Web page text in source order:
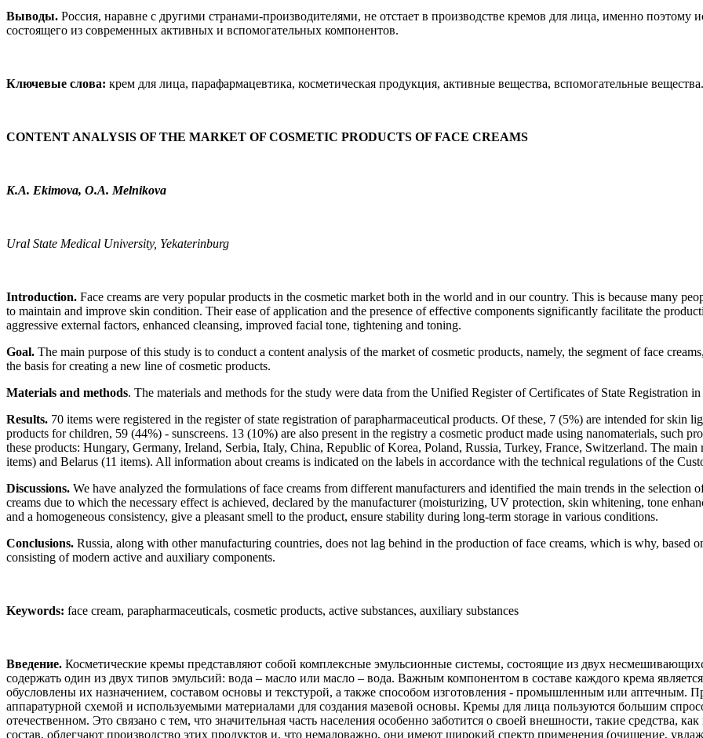
Выводы. Россия, наравне с другими странами-производителями, не отстает в производстве кремов для лица, именно поэтому
состоящего из современных активных и вспомогательных компонентов.
Ключевые слова: крем для лица, парафармацевтика, косметическая продукция, активные вещества, вспомогательные вещества.
CONTENT ANALYSIS OF THE MARKET OF COSMETIC PRODUCTS OF FACE CREAMS
K.A. Ekimova, O.A. Melnikova
Ural State Medical University, Yekaterinburg
Introduction. Face creams are very popular products in the cosmetic market both in the world and in our country. This is because many
to maintain and improve skin condition. Their ease of application and the presence of effective components significantly facilitate the
aggressive external factors, enhanced cleansing, improved facial tone, tightening and toning.
Goal. The main purpose of this study is to conduct a content analysis of the market of cosmetic products, namely, the segment of face
the basis for creating a new line of cosmetic products.
Materials and methods. The materials and methods for the study were data from the Unified Register of Certificates of State Registration
Results. 70 items were registered in the register of state registration of parapharmaceutical products. Of these, 7 (5%) are intended for skin
products for children, 59 (44%) - sunscreens. 13 (10%) are also present in the registry a cosmetic product made using nanomaterials, such
these products: Hungary, Germany, Ireland, Serbia, Italy, China, Republic of Korea, Poland, Russia, Turkey, France, Switzerland. The
items) and Belarus (11 items). All information about creams is indicated on the labels in accordance with the technical regulations of the
Discussions. We have analyzed the formulations of face creams from different manufacturers and identified the main trends in the
creams due to which the necessary effect is achieved, declared by the manufacturer (moisturizing, UV protection, skin whitening, tone
and a homogeneous consistency, give a pleasant smell to the product, ensure stability during long-term storage in various conditions.
Conclusions. Russia, along with other manufacturing countries, does not lag behind in the production of face creams, which is why, based
consisting of modern active and auxiliary components.
Keywords: face cream, parapharmaceuticals, cosmetic products, active substances, auxiliary substances
Введение. Косметические кремы представляют собой комплексные эмульсионные системы, состоящие из двух
содержать один из двух типов эмульсий: вода – масло или масло – вода. Важным компонентом в составе каждого крема
обусловлены их назначением, составом основы и текстурой, а также способом изготовления - промышленным или аптечным.
аппаратурной схемой и используемыми материалами для создания мазевой основы. Кремы для лица пользуются большим
отечественном. Это связано с тем, что значительная часть населения особенно заботится о своей внешности, такие средства,
состав, облегчают производство этих продуктов и, что немаловажно, они имеют широкий спектр применения (очищение,